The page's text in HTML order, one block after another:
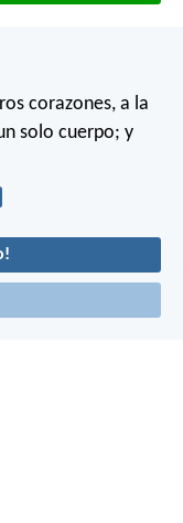
corazones, a la
solo cuerpo; y